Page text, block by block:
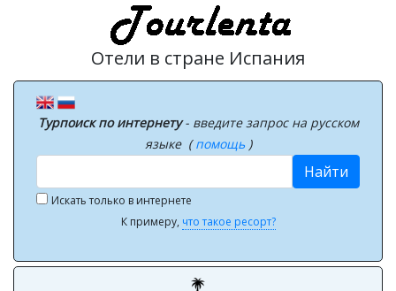
Отели в стране Испания
Турпоиск по интернету- введите запрос на русском
языке (помощь )
Найти
Искать только в интернете
К примеру, что такое ресорт?